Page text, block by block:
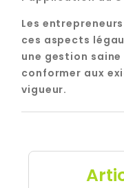
Les
ces aspects
une gestion
conformer aux
vigueur.